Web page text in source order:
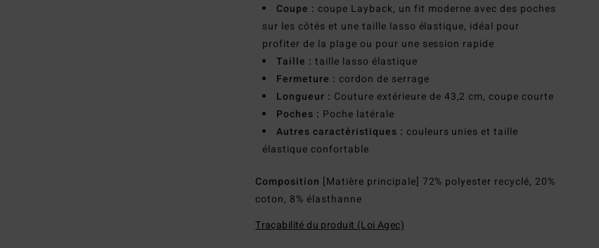
Coupe : coupe Layback, un fit moderne avec des poches
sur les côtés et une taille lasso élastique, idéal pour
profiter de la plage ou pour une session rapide
Taille : taille lasso élastique
Fermeture : cordon de serrage
Longueur : Couture extérieure de 43,2 cm, coupe courte
Poches : Poche latérale
Autres caractéristiques : couleurs unies et taille
élastique confortable
Composition [Matière principale] 72% polyester recyclé, 20%
coton, 8% élasthanne
Traçabilité du produit (Loi Agec)